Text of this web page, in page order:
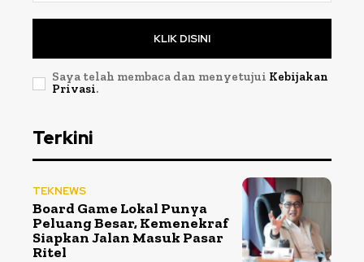
KLIK DISINI
Saya telah membaca dan menyetujui Kebijakan
Privasi.
Terkini
TEKNEWS
Board Game Lokal Punya
Peluang Besar, Kemenekraf
Siapkan Jalan Masuk Pasar
Ritel